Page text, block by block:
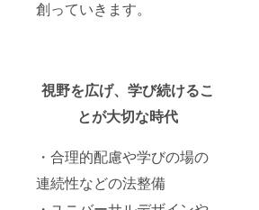
創っていきます。
視野を広げ、学び続けるこ
とが大切な時代
・合理的配慮や学びの場の
連続性などの法整備